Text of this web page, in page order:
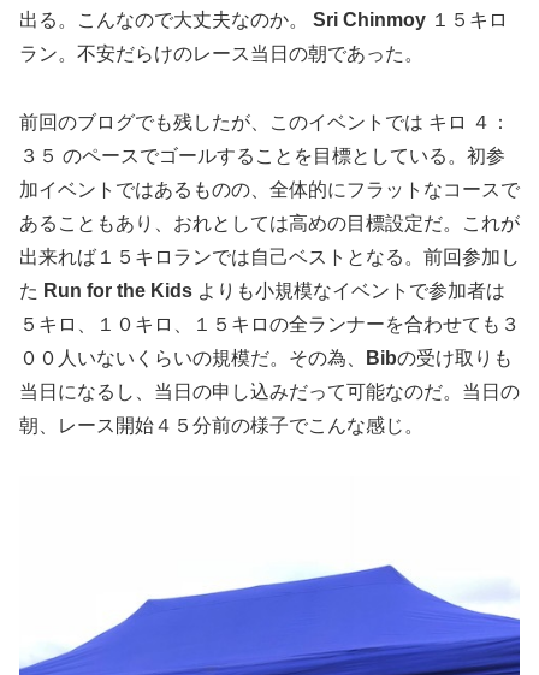
出る。こんなので大丈夫なのか。 Sri Chinmoy １５キロ
ラン。不安だらけのレース当日の朝であった。
前回のブログでも残したが、このイベントでは キロ ４：
３５ のペースでゴールすることを目標としている。初参
加イベントではあるものの、全体的にフラットなコースで
あることもあり、おれとしては高めの目標設定だ。これが
出来れば１５キロランでは自己ベストとなる。前回参加し
た Run for the Kids よりも小規模なイベントで参加者は
５キロ、１０キロ、１５キロの全ランナーを合わせても３
００人いないくらいの規模だ。その為、
Bibの受け取りも
当日になるし、当日の申し込みだって可能なのだ。当日の
朝、レース開始４５分前の様子でこんな感じ。